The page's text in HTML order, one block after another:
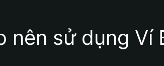
nên sử dụng Ví